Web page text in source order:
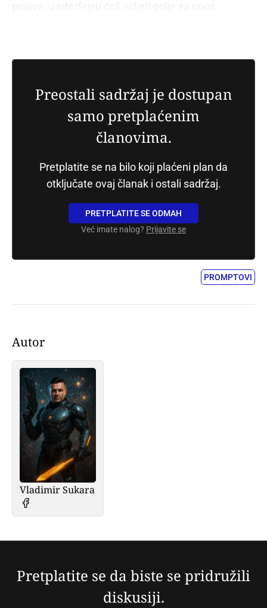
Preostali sadržaj je dostupan
samo pretplaćenim
članovima.
Pretplatite se na bilo koji plaćeni plan da
otključate ovaj članak i ostali sadržaj.
PRETPLATITE SE ODMAH
Već imate nalog? Prijavite se
PROMPTOVI
Autor
Vladimir Sukara
Pretplatite se da biste se pridružili
diskusiji.